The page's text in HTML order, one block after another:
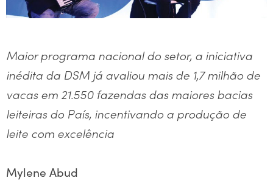
Maior programa nacional do setor, a iniciativa
inédita da DSM já avaliou mais de 1,7 milhão de
vacas em 21.550 fazendas das maiores bacias
leiteiras do País, incentivando a produção de
leite com excelência
Mylene Abud